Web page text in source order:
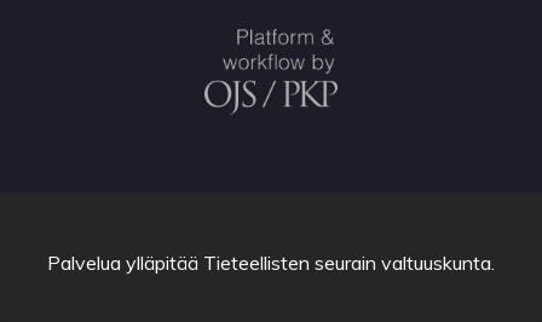
Palvelua ylläpitää Tieteellisten seurain valtuuskunta.